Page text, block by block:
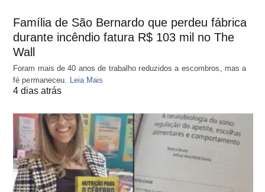
Família de São Bernardo que perdeu fábrica
durante incêndio fatura R$ 103 mil no The
Wall
Foram mais de 40 anos de trabalho reduzidos a escombros, mas a
fé permaneceu. Leia Mais
4 dias atrás